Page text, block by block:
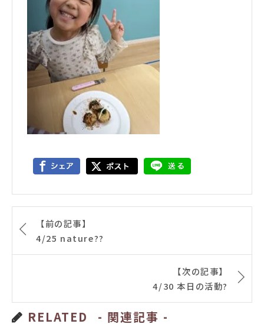
【前の記事】
4/25 nature??
【次の記事】
4/30 本日の活動?
RELATED - 関連記事 -